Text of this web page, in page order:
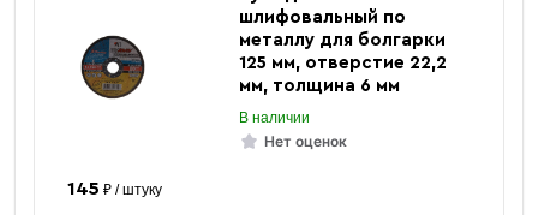
шлифовальный по
металлу для болгарки
125 мм, отверстие 22,2
мм, толщина 6 мм
В наличии
Нет оценок
145 ₽ / штуку
Сварочный ток А: 500
Материал железный
Назначение